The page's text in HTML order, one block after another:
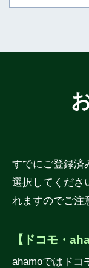
すでにご登録済
選択してくださ
れますのでご注
【ドコモ・
ahamoではドコ